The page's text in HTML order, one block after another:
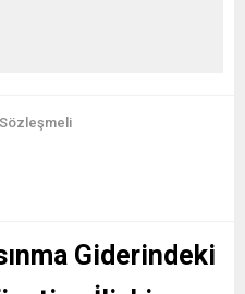
Sözleşmeli
Giderindeki